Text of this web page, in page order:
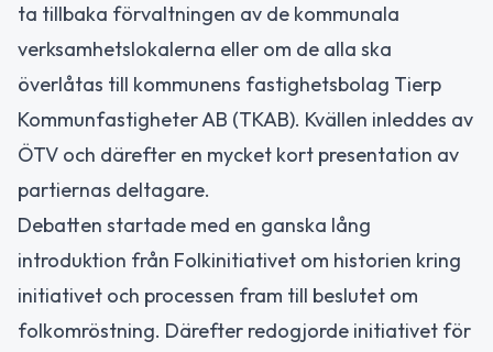
ta tillbaka förvaltningen av de kommunala
verksamhetslokalerna eller om de alla ska
överlåtas till kommunens fastighetsbolag Tierp
Kommunfastigheter AB (TKAB). Kvällen inleddes av
ÖTV och därefter en mycket kort presentation av
partiernas deltagare.
Debatten startade med en ganska lång
introduktion från Folkinitiativet om historien kring
initiativet och processen fram till beslutet om
folkomröstning. Därefter redogjorde initiativet för